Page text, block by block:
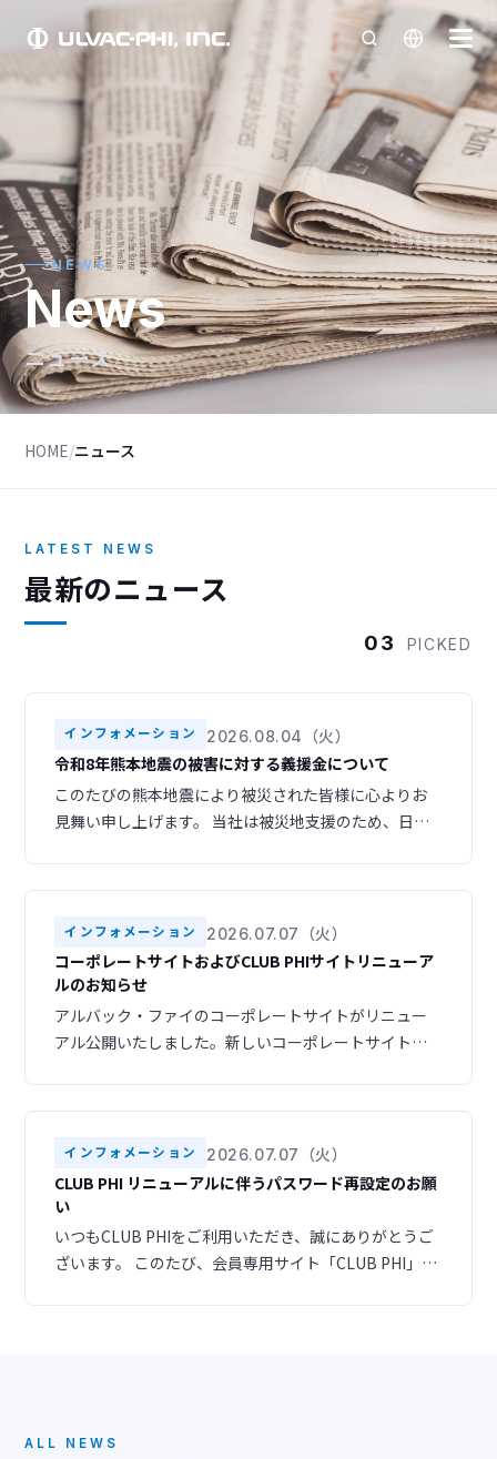
NEWS
News
ニュース
HOME/ニュース
LATEST NEWS
最新のニュース
03 PICKED
インフォメーション 2026.08.04（火）
令和8年熊本地震の被害に対する義援金について
このたびの熊本地震により被災された皆様に心よりお
見舞い申し上げます。 当社は被災地支援のため、日本
インフォメーション 2026.07.07（火）
コーポレートサイトおよびCLUB PHIサイトリニューア
ルのお知らせ
アルバック・ファイのコーポレートサイトがリニュー
アル公開いたしました。新しいコーポレートサイトで
た、ナビゲーション構成を見直し、目的の情報へスム
ーズにアクセスできるよう改善いたしました。さら
に、デザインも一新し、お客様のニーズに合わせた情
報をより分かりやす
インフォメーション 2026.07.07（火）
CLUB PHI リニューアルに伴うパスワード再設定のお願
い
いつもCLUB PHIをご利用いただき、誠にありがとうご
ざいます。 このたび、会員専用サイト「CLUB PHI」を
ALL NEWS